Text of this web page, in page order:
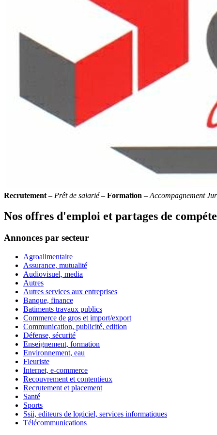
Recrutement – Prêt de salarié– Formation – Accompagnement
Nos offres d'emploi et partages de
Annonces par secteur
Agroalimentaire
Assurance, mutualité
Audiovisuel, media
Autres
Autres services aux entreprises
Banque, finance
Batiments travaux publics
Commerce de gros et import/export
Communication, publicité, edition
Défense, sécurité
Enseignement, formation
Environnement, eau
Fleuriste
Internet, e-commerce
Recouvrement et contentieux
Recrutement et placement
Santé
Sports
Ssii, editeurs de logiciel, services informatiques
Télécommunications